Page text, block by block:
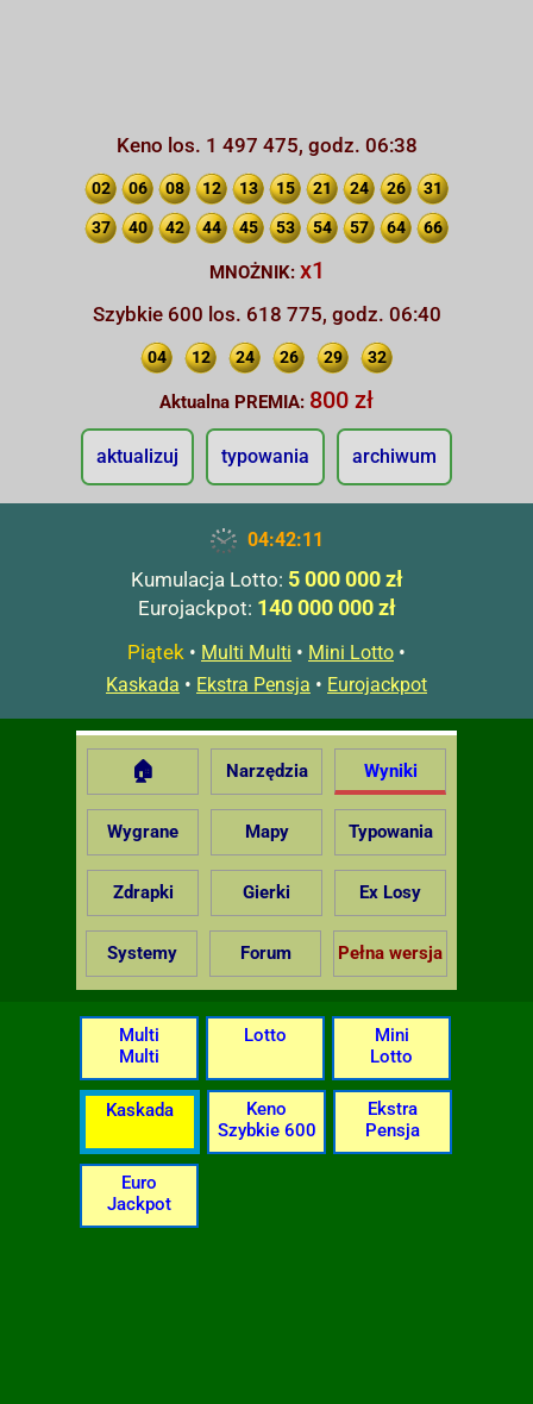
Keno los. 1 497 475, godz. 06:38
02 06 08 12 13 15 21 24 26 31
37 40 42 44 45 53 54 57 64 66
MNOŻNIK: x1
Szybkie 600 los. 618 775, godz. 06:40
04 12 24 26 29 32
Aktualna PREMIA: 800 zł
aktualizuj typowania archiwum
04:42:12
Kumulacja Lotto: 5 000 000 zł
Eurojackpot: 140 000 000 zł
Piątek • Multi Multi • Mini Lotto •
Kaskada • Ekstra Pensja • Eurojackpot
🏠 Narzędzia Wyniki
Wygrane Mapy Typowania
Zdrapki Gierki Ex Losy
Systemy Forum Pełna wersja
Multi
Multi
Lotto
Mini
Lotto
Kaskada
Keno
Szybkie 600
Ekstra
Pensja
Euro
Jackpot